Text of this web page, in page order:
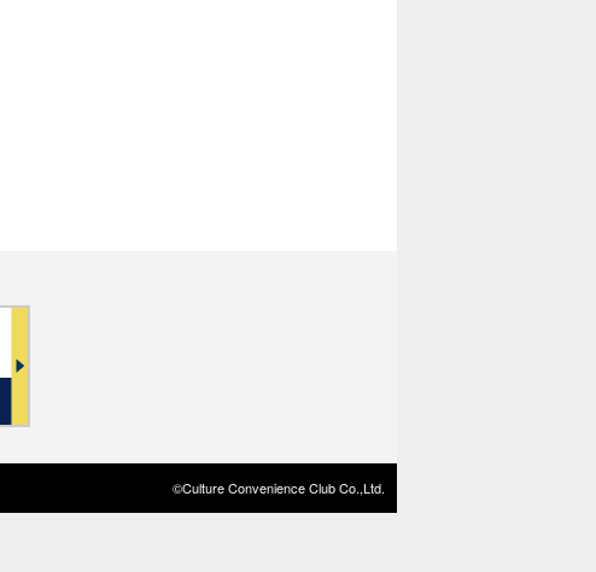
©Culture Convenience Club Co.,Ltd.